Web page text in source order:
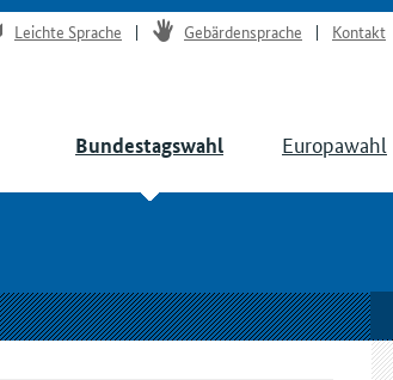
Leichte Sprache Gebärdensprache Kontakt
Bundestagswahl Europawahl